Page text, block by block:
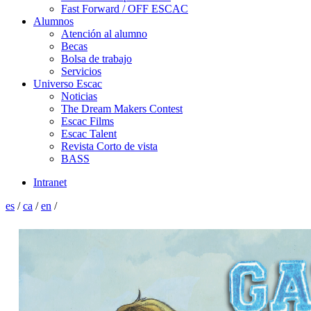
Fast Forward / OFF ESCAC
Alumnos
Atención al alumno
Becas
Bolsa de trabajo
Servicios
Universo Escac
Noticias
The Dream Makers Contest
Escac Films
Escac Talent
Revista Corto de vista
BASS
Intranet
es /ca /en /